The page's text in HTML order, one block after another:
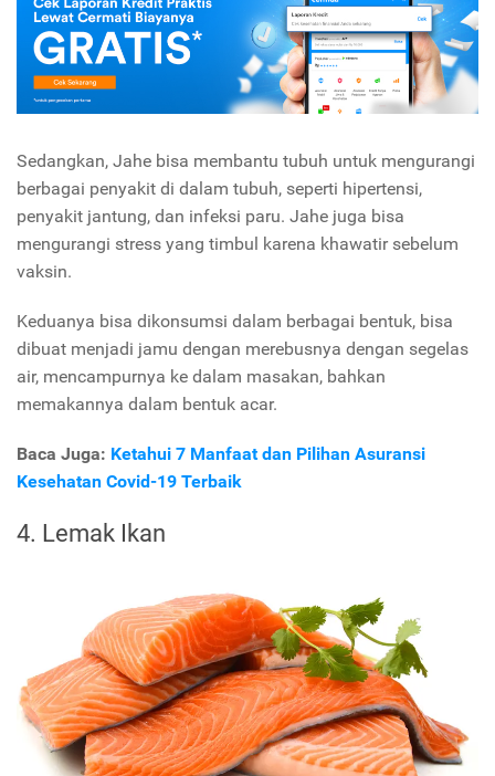
Sedangkan, Jahe bisa membantu tubuh untuk mengurangi
berbagai penyakit di dalam tubuh, seperti hipertensi,
penyakit jantung, dan infeksi paru. Jahe juga bisa
mengurangi stress yang timbul karena khawatir sebelum
vaksin.
Keduanya bisa dikonsumsi dalam berbagai bentuk, bisa
dibuat menjadi jamu dengan merebusnya dengan segelas
air, mencampurnya ke dalam masakan, bahkan
memakannya dalam bentuk acar.
Baca Juga: Ketahui 7 Manfaat dan Pilihan Asuransi
Kesehatan Covid-19 Terbaik
4. Lemak Ikan